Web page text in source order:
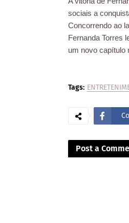
sociais a
Concorrendo ao
Fernanda Torres
um novo capítulo
Tags:
Post a